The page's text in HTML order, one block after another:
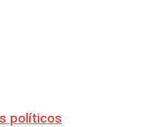
políticos